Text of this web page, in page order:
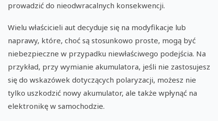
prowadzić do nieodwracalnych konsekwencji.
Wielu właścicieli aut decyduje się na modyfikacje lub
naprawy, które, choć są stosunkowo proste, mogą być
niebezpieczne w przypadku niewłaściwego podejścia. Na
przykład, przy wymianie akumulatora, jeśli nie zastosujesz
się do wskazówek dotyczących polaryzacji, możesz nie
tylko uszkodzić nowy akumulator, ale także wpłynąć na
elektronikę w samochodzie.